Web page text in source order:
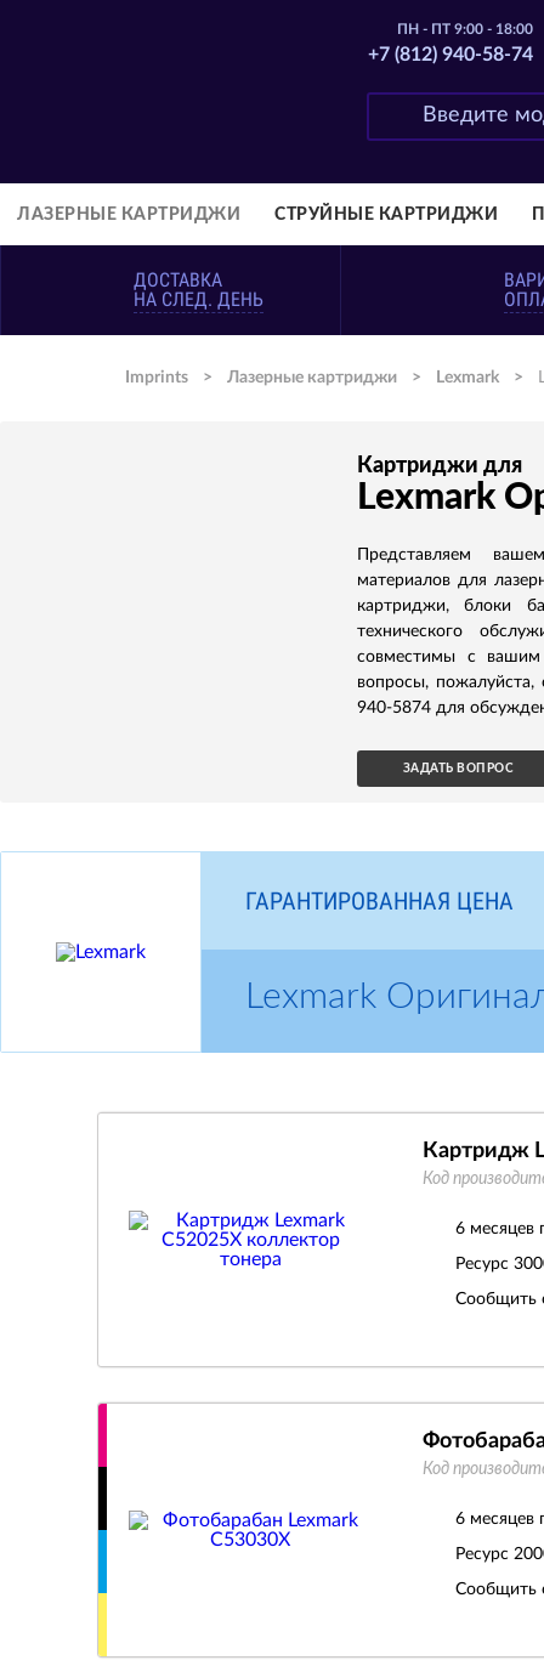
ПН - ПТ 9:00 - 18:00
+7 (812) 940-58-74
ЛАЗЕРНЫЕ КАРТРИДЖИ СТРУЙНЫЕ КАРТРИДЖИ
ДОСТАВКА
НА СЛЕД. ДЕНЬ
Imprints > Лазерные картриджи > Lexmark >
Картриджи для
Lexmark
Представляем
материалов для
картриджи, блоки
технического
совместимы с вашим
вопросы,
940-5874 для
ЗАДАТЬ ВОПРОС
ГАРАНТИРОВАННАЯ ЦЕНА
Lexmark
Картридж
Код
6 месяцев
Ресурс
Сообщить
Код
6 месяцев
Ресурс
Сообщить